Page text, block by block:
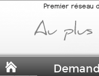
Premier réseau